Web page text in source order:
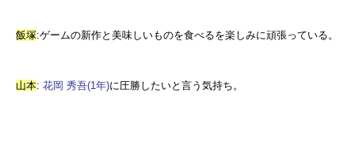
飯塚:ゲームの新作と美味しいものを食べるを楽しみに頑張っている。
山本: 花岡 秀吾(1年)に圧勝したいと言う気持ち。